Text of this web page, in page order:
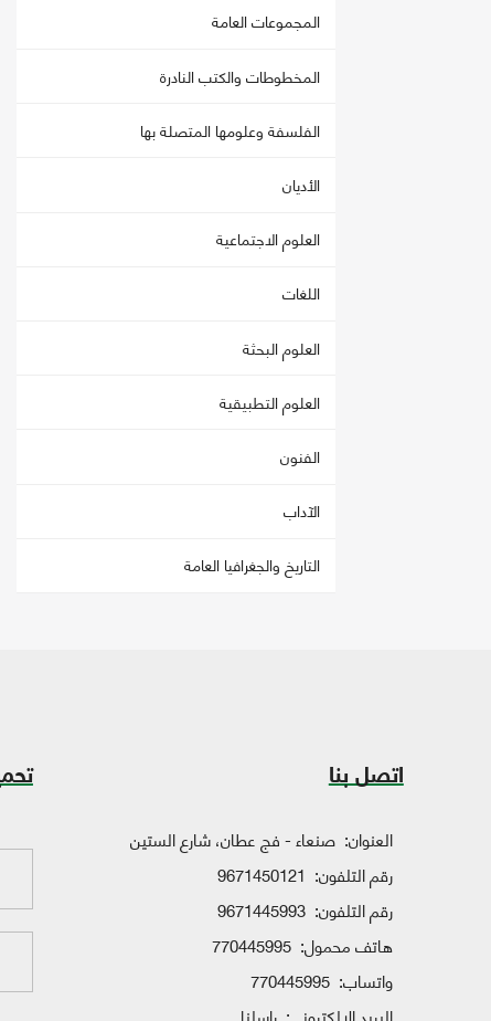
المجموعات العامة
المخطوطات والكتب النادرة
الفلسفة وعلومها المتصلة بها
الأديان
العلوم الاجتماعية
اللغات
العلوم البحثة
العلوم التطبيقية
الفنون
الآداب
التاريخ والجغرافيا العامة
اتصل بنا
العنوان: صنعاء - فج عطان، شارع الستين
رقم التلفون: 9671450121
رقم التلفون: 9671445993
هاتف محمول: 770445995
واتساب: 770445995